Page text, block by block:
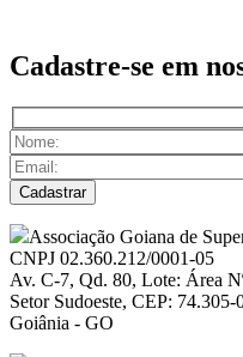
Cadastre-se em
Associação Goiana de
CNPJ 02.360.212/0001-05
Av. C-7, Qd. 80, Lote: Área
Setor Sudoeste, CEP: 74.305-
Goiânia - GO